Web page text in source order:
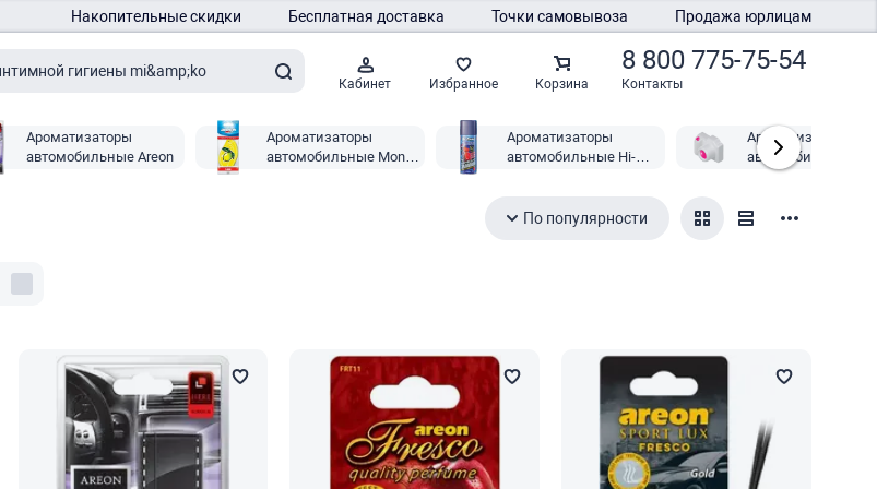
Накопительные скидки Бесплатная доставка Точки самовывоза Продажа юрлицам
Кабинет Избранное Корзина
8 800 775-75-54
Контакты
Ароматизаторы
автомобильные Areon
Ароматизаторы
автомобильные Mon
Ароматизаторы
автомобильные Hi-
Ароматизаторы
автомобильные
Элтранс
По популярности